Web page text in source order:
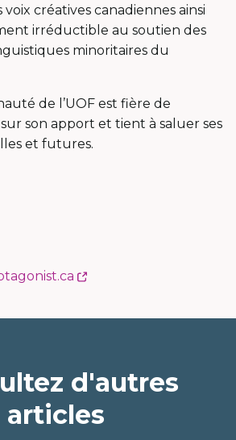
créatives canadiennes ainsi
irréductible au soutien des
minoritaires du
de l’UOF est fière de
son apport et tient à saluer ses
et futures.
s'ouvrira
nouvelle
fenêtre
d'autres
articles